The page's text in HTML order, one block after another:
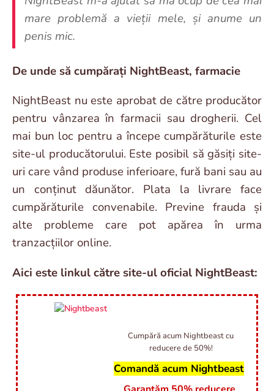
mare problemă a vieții mele, și anume un
penis mic.
De unde să cumpărați NightBeast, farmacie
NightBeast nu este aprobat de către producător
pentru vânzarea în farmacii sau drogherii. Cel
mai bun loc pentru a începe cumpărăturile este
site-ul producătorului. Este posibil să găsiți site-
uri care vând produse inferioare, fură bani sau au
un conținut dăunător. Plata la livrare face
cumpărăturile convenabile. Previne frauda și
alte probleme care pot apărea în urma
tranzacțiilor online.
Aici este linkul către site-ul oficial NightBeast:
Cumpără acum Nightbeast cu
reducere de 50%!
Comandă acum Nightbeast